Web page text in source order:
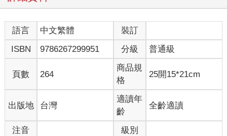
根據不同的病因與症狀，關節炎可分為以下幾種常見類型：
● 退化性關節炎：在75歲以上的老年人當中非常普遍，大概85%
有輕重程度不一的退化性關節炎。
● 類風濕性關節：由免疫系統異常所引起，全球約有5%人口罹
患，以女性患者居多，好發於20～50歲之間。
● 痛風：關節中有尿酸結晶。
● 僵直性脊椎炎：大多位於腰背關節。
● 銀屑病關節炎（Psoriatic arthritis）：影響銀屑病患者。
語言 中文繁體
裝訂
ISBN
9786267299951 分級 普通級
頁數 264
商品規
格
25開15*21cm
出版地 台灣
適讀年
齡
全齡適讀
注音 級別